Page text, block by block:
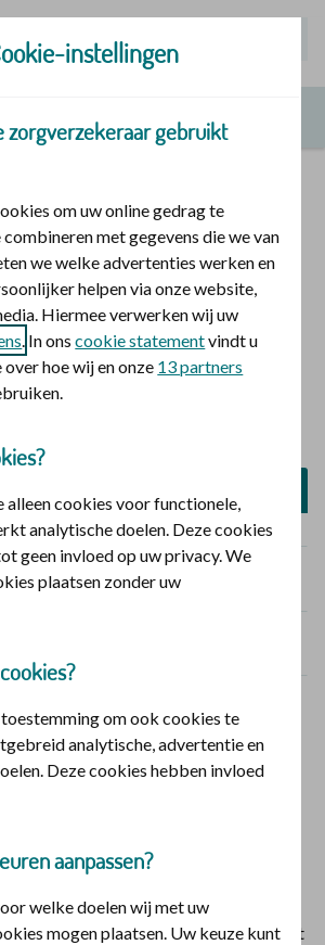
informatie en
van De christelijke
informatie en nuttige
en vergoedingen
zorg
minder vergoed
medische behandeling buitenland
voor een medische behandeling in het
instellingen
zorgverzekeraar gebruikt
om uw online gedrag te
combineren met gegevens die we van
we welke advertenties werken en
helpen via onze website,
Hiermee verwerken wij uw
. In onscookie statementvindt u
hoe wij en onze 13 partners
alleen cookies voor functionele,
analytische doelen. Deze cookies
geen invloed op uw privacy. We
plaatsen zonder uw
om ook cookies te
analytische, advertentie en
Deze cookies hebben invloed
aanpassen?
welke doelen wij met uw
mogen plaatsen. Uw keuze kunt